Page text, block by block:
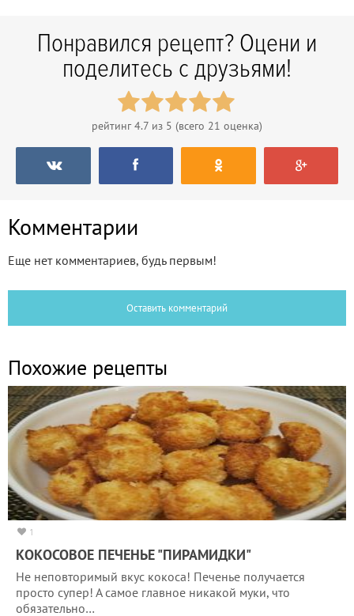
Понравился рецепт? Оцени и
поделитесь с друзьями!
рейтинг4.7 из 5 (всего 21 оценка)
Комментарии
Еще нет комментариев, будь первым!
Оставить комментарий
Похожие рецепты
1
КОКОСОВОЕ ПЕЧЕНЬЕ "ПИРАМИДКИ"
Не неповторимый вкус кокоса! Печенье получается
просто супер! А самое главное никакой муки, что
обязательно…